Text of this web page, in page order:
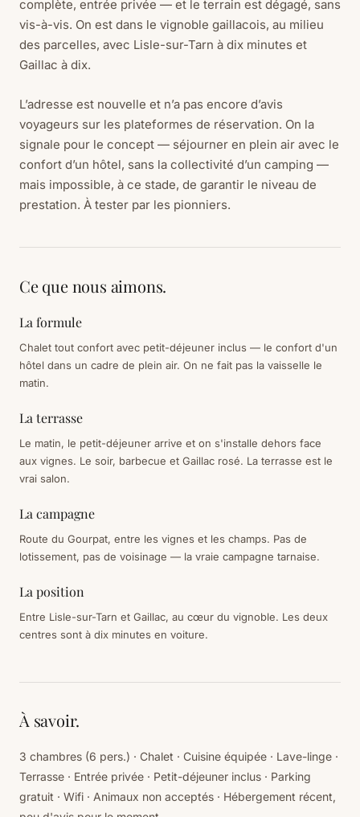
complète, entrée privée — et le terrain est dégagé, sans
vis-à-vis. On est dans le vignoble gaillacois, au milieu
des parcelles, avec Lisle-sur-Tarn à dix minutes et
Gaillac à dix.
L’adresse est nouvelle et n’a pas encore d’avis
voyageurs sur les plateformes de réservation. On la
signale pour le concept — séjourner en plein air avec le
confort d’un hôtel, sans la collectivité d’un camping —
mais impossible, à ce stade, de garantir le niveau de
prestation. À tester par les pionniers.
Ce que nous aimons.
La formule
Chalet tout confort avec petit-déjeuner inclus — le confort d'un
hôtel dans un cadre de plein air. On ne fait pas la vaisselle le
matin.
La terrasse
Le matin, le petit-déjeuner arrive et on s'installe dehors face
aux vignes. Le soir, barbecue et Gaillac rosé. La terrasse est le
vrai salon.
La campagne
Route du Gourpat, entre les vignes et les champs. Pas de
lotissement, pas de voisinage — la vraie campagne tarnaise.
La position
Entre Lisle-sur-Tarn et Gaillac, au cœur du vignoble. Les deux
centres sont à dix minutes en voiture.
À savoir.
3 chambres (6 pers.) · Chalet · Cuisine équipée · Lave-linge ·
Terrasse · Entrée privée · Petit-déjeuner inclus · Parking
gratuit · Wifi · Animaux non acceptés · Hébergement récent,